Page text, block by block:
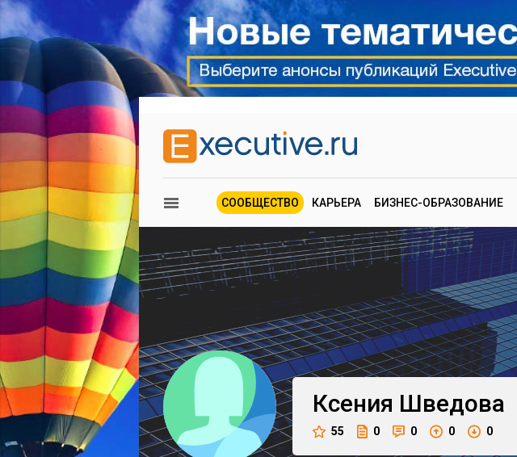
СООБЩЕСТВО КАРЬЕРА БИЗНЕС-ОБРАЗОВАНИЕ
Ксения Шведова
55 0 0 0 0